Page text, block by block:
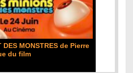
DES MONSTRES de Pierre
du film